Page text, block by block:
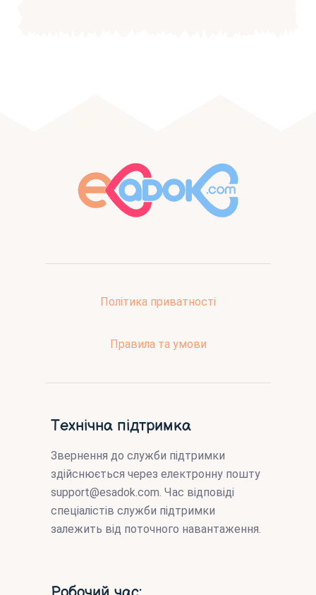
Політика приватності
Правила та умови
Технічна підтримка
Звернення до служби підтримки
здійснюється через електронну пошту
support@esadok.com. Час відповіді
спеціалістів служби підтримки
залежить від поточного навантаження.